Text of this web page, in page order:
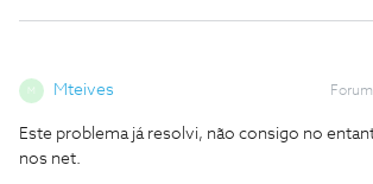
M Mteives
Este problema já resolvi, não consigo no
nos net.